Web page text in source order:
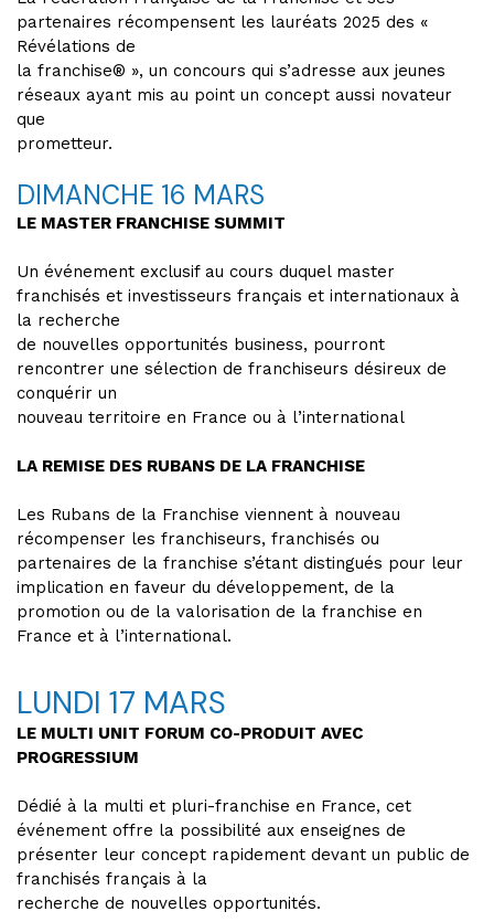
partenaires récompensent les lauréats 2025 des «
Révélations de
la franchise® », un concours qui s’adresse aux jeunes
réseaux ayant mis au point un concept aussi novateur
que
prometteur.
DIMANCHE 16 MARS
LE MASTER FRANCHISE SUMMIT
Un événement exclusif au cours duquel master
franchisés et investisseurs français et internationaux à
la recherche
de nouvelles opportunités business, pourront
rencontrer une sélection de franchiseurs désireux de
conquérir un
nouveau territoire en France ou à l’international
LA REMISE DES RUBANS DE LA FRANCHISE
Les Rubans de la Franchise viennent à nouveau
récompenser les franchiseurs, franchisés ou
partenaires de la franchise s’étant distingués pour leur
implication en faveur du développement, de la
promotion ou de la valorisation de la franchise en
France et à l’international.
LUNDI 17 MARS
LE MULTI UNIT FORUM CO-PRODUIT AVEC
PROGRESSIUM
Dédié à la multi et pluri-franchise en France, cet
événement offre la possibilité aux enseignes de
présenter leur concept rapidement devant un public de
franchisés français à la
recherche de nouvelles opportunités.